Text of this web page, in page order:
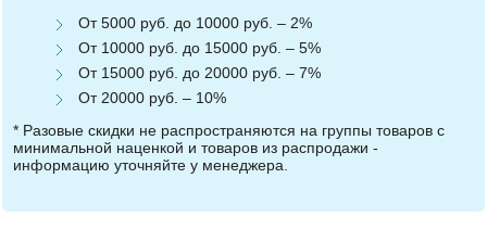
От 5000 руб. до 10000 руб. – 2%
От 10000 руб. до 15000 руб. – 5%
От 15000 руб. до 20000 руб. – 7%
От 20000 руб. – 10%
* Разовые скидки не распространяются на группы товаров с
минимальной наценкой и товаров из распродажи -
информацию уточняйте у менеджера.